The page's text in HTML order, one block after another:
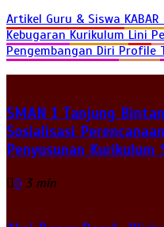
Artikel Guru & Siswa
Kebugaran Kurikulum Lini
Pengembangan Diri Profile
SMAN 1 Tanjung
Sosialisasi
Penyusunan Kurikulum
0 3 min